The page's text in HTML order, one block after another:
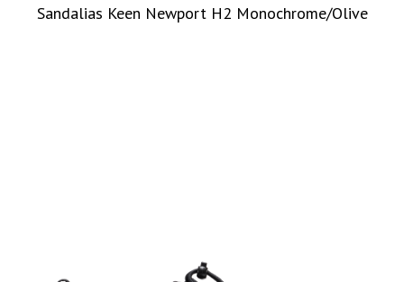
Sandalias Keen Newport H2 Monochrome/Olive